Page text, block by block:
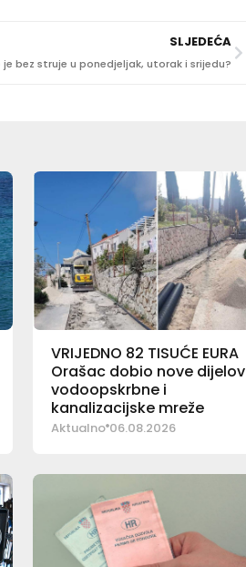
SLJEDEĆA
je bez struje u ponedjeljak, utorak i srijedu?
VRIJEDNO 82 TISUĆE EURA
Orašac dobio nove
vodoopskrbne i
kanalizacijske mreže
Aktualno 06.08.2026